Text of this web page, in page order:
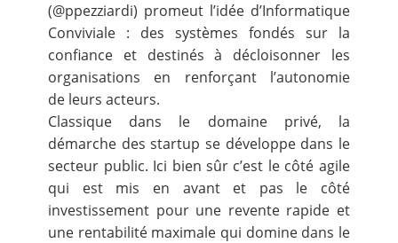
(@ppezziardi) promeut l’idée d’Informatique
Conviviale : des systèmes fondés sur la
confiance et destinés à décloisonner les
organisations en renforçant l’autonomie
de leurs acteurs.
Classique dans le domaine privé, la
démarche des startup se développe dans le
secteur public. Ici bien sûr c’est le côté agile
qui est mis en avant et pas le côté
investissement pour une revente rapide et
une rentabilité maximale qui domine dans le